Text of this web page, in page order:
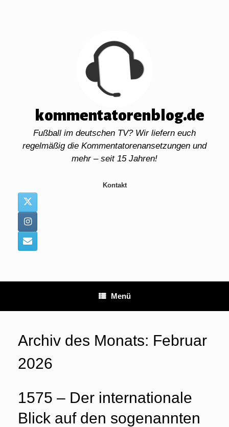
kommentatorenblog.de
Fußball im deutschen TV? Wir liefern euch
regelmäßig die Kommentatorenansetzungen und
mehr – seit 15 Jahren!
Kontakt
Menü
Archiv des Monats: Februar
2026
1575 – Der internationale
Blick auf den sogenannten